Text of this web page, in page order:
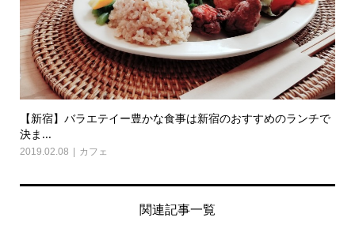
【新宿】バラエテイー豊かな食事は新宿のおすすめのランチで
決ま...
2019.02.08 カフェ
関連記事一覧